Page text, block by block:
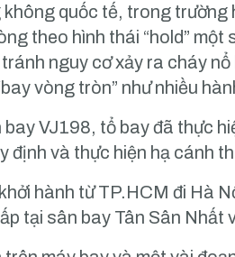
quốc tế, trong trường
theo hình thái “hold”
nguy cơ xảy ra cháy
vòng tròn” như nhiều
VJ198, tổ bay đã thực
định và thực hiện hạ cánh
hành từ TP.HCM đi Hà
tại sân bay Tân Sân Nhất